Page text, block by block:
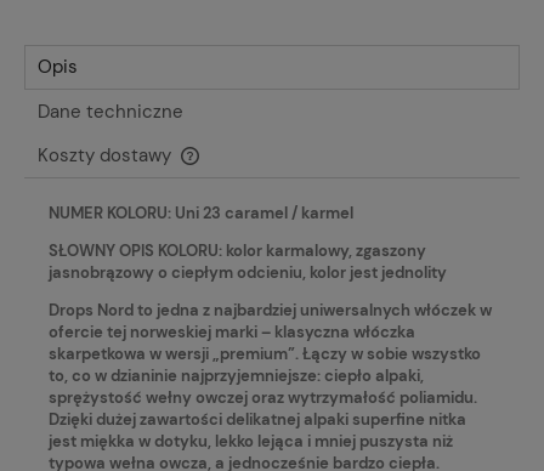
Opis
Dane techniczne
Koszty dostawy
Cena nie zawiera ewentualnych kosztów płatności
NUMER KOLORU: Uni 23 caramel / karmel
SŁOWNY OPIS KOLORU: kolor karmalowy, zgaszony
jasnobrązowy o ciepłym odcieniu, kolor jest jednolity
Drops Nord to jedna z najbardziej uniwersalnych włóczek w
ofercie tej norweskiej marki – klasyczna włóczka
skarpetkowa w wersji „premium”. Łączy w sobie wszystko
to, co w dzianinie najprzyjemniejsze: ciepło alpaki,
sprężystość wełny owczej oraz wytrzymałość poliamidu.
Dzięki dużej zawartości delikatnej alpaki superfine nitka
jest miękka w dotyku, lekko lejąca i mniej puszysta niż
typowa wełna owcza, a jednocześnie bardzo ciepła.